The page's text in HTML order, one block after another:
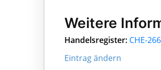
Weitere
Handelsregister: CHE-
Eintrag ändern